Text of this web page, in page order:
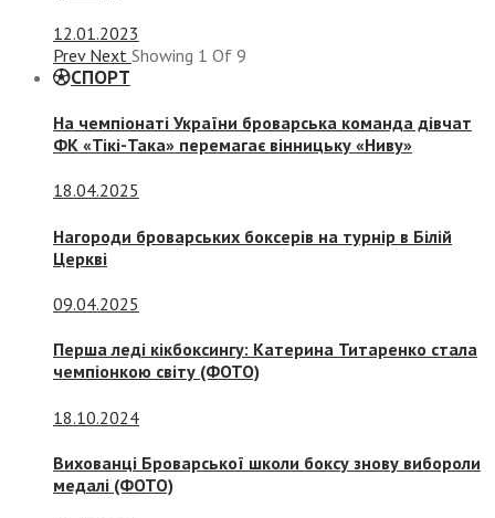
12.01.2023
Prev Next Showing 1 Of 9
СПОРТ
На чемпіонаті України броварська команда дівчат
ФК «Тікі-Така» перемагає вінницьку «Ниву»
18.04.2025
Нагороди броварських боксерів на турнір в Білій
Церкві
09.04.2025
Перша леді кікбоксингу: Катерина Титаренко стала
чемпіонкою світу (ФОТО)
18.10.2024
Вихованці Броварської школи боксу знову вибороли
медалі (ФОТО)